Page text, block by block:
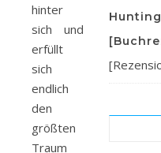
hinter
sich und
erfüllt
sich
endlich
den
größten
Traum